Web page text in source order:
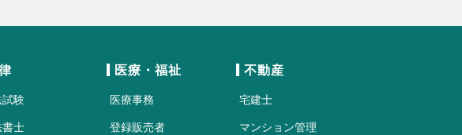
験
士
医療・福祉
医療事務
登録販売者
不動産
宅建士
マンション管理